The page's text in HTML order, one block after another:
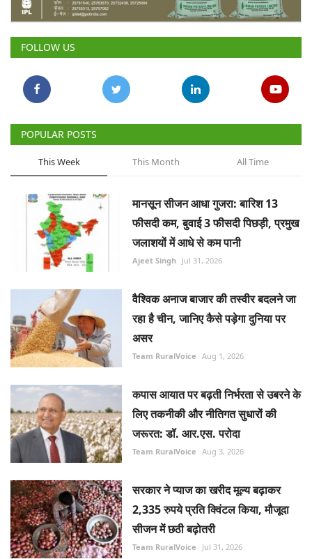
FOLLOW US
POPULAR POSTS
This Week This Month All Time
मानसून सीजन आधा गुजरा: बारिश 13
फीसदी कम, बुवाई 3 फीसदी पिछड़ी, प्रमुख
जलाशयों में आधे से कम पानी
Ajeet Singh Jul 31, 2026
वैश्विक अनाज बाजार की तस्वीर बदलने जा
रहा है चीन, जानिए कैसे पड़ेगा दुनिया पर
असर
Team RuralVoice Aug 1, 2026
कपास आयात पर बढ़ती निर्भरता से उबरने के
लिए तकनीकी और नीतिगत सुधारों की
जरूरत: डॉ. आर.एस. परोदा
Team RuralVoice Aug 3, 2026
सरकार ने प्याज का खरीद मूल्य बढ़ाकर
2,335 रुपये प्रति क्विंटल किया, मौजूदा
सीजन में छठी बढ़ोतरी
Team RuralVoice Jul 31, 2026